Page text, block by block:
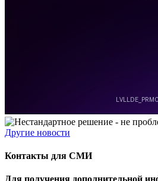
Другие новости
Контакты для СМИ